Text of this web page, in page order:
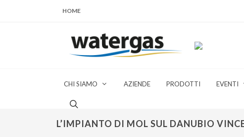
HOME
CHI SIAMO AZIENDE PRODOTTI EVENTI
L’IMPIANTO DI MOL SUL DANUBIO